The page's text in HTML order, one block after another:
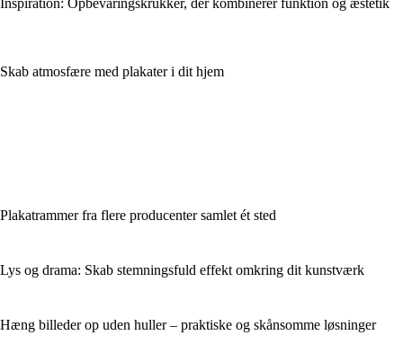
Skab atmosfære med plakater i dit hjem
Plakatrammer fra flere producenter samlet ét sted
Lys og drama: Skab stemningsfuld effekt omkring dit kunstværk
Hæng billeder op uden huller – praktiske og skånsomme løsninger